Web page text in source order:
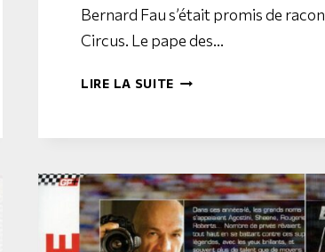
Bernard Fau s’était promis de
Circus. Le pape des…
LIRE LA SUITE